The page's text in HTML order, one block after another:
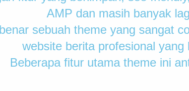
AMP dan masih banyak
sebuah theme yang sangat
website berita profesional yang
Beberapa fitur utama theme ini